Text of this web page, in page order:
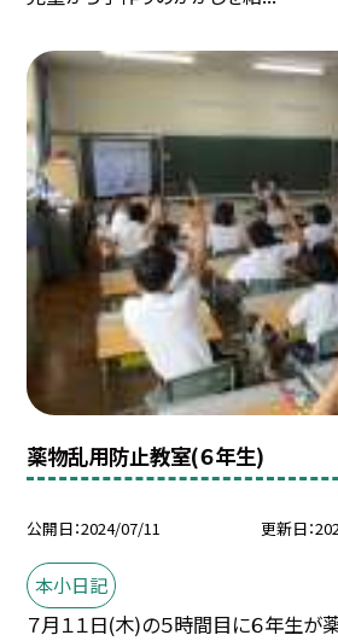
薬物乱用防止教室(６年生)
公開日 2024/07/11 更新日
本小日記
７月１１日(木)の５時間目に６年生が